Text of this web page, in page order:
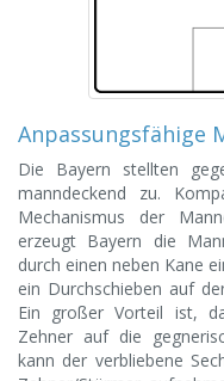
Anpassungsfähige
Die Bayern stellten
manndeckend zu.
Mechanismus der
erzeugt Bayern die
durch einen neben Kane
ein Durchschieben auf
Ein großer Vorteil ist,
Zehner auf die
kann der verbliebene